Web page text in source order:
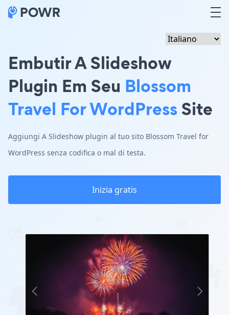
Embutir A Slideshow
Plugin Em Seu Blossom
Travel For WordPressSite
Aggiungi A Slideshow plugin al tuo sito Blossom Travel for
WordPress senza codifica o mal di testa.
Inizia gratis